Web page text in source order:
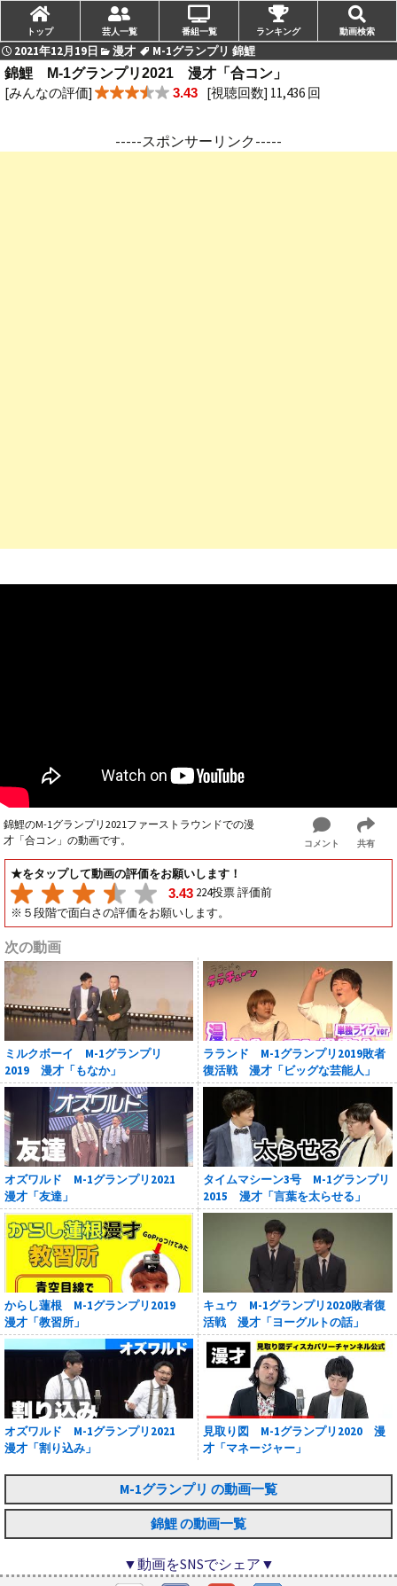
2021年12月19日 漫才
M-1グランプリ 錦鯉
錦鯉 M-1グランプリ2021 漫才「合コン」
[みんなの評価] 3.43 [視聴回数] 11,436 回
-----スポンサーリンク-----
錦鯉のM-1グランプリ2021ファーストラウンドでの漫
才「合コン」の動画です。
コメント 共有
★をタップして動画の評価をお願いします！
3.43 224投票 評価前
※５段階で面白さの評価をお願いします。
次の動画
ミルクボーイ M-1グランプリ
2019 漫才「もなか」
ラランド M-1グランプリ2019敗者
復活戦 漫才「ビッグな芸能人」
オズワルド M-1グランプリ2021
漫才「友達」
タイムマシーン3号 M-1グランプリ
2015 漫才「言葉を太らせる」
からし蓮根 M-1グランプリ2019
漫才「教習所」
キュウ M-1グランプリ2020敗者復
活戦 漫才「ヨーグルトの話」
オズワルド M-1グランプリ2021
漫才「割り込み」
見取り図 M-1グランプリ2020 漫
才「マネージャー」
M-1グランプリ の動画一覧
錦鯉 の動画一覧
▼動画をSNSでシェア▼
トップ 芸人一覧 番組一覧 ランキング 動画検索